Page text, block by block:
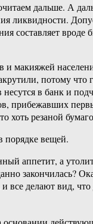
дальше. А
ликвидности.
составляет
макияжей
потому
в банк и
прибежавших
резаной
порядке вещей.
аппетит, а
закончилась?
делают вид,